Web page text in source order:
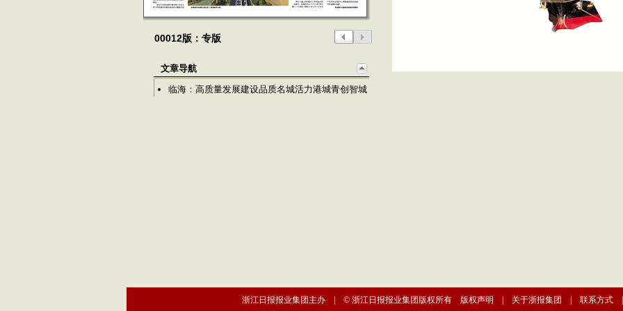
00012版：专版
文章导航
临海：高质量发展建设品质名城活力港城青创智城
浙江日报报业集团主办 | © 浙江日报报业集团版权所有 版权声明 关于浙报集团 联系方式